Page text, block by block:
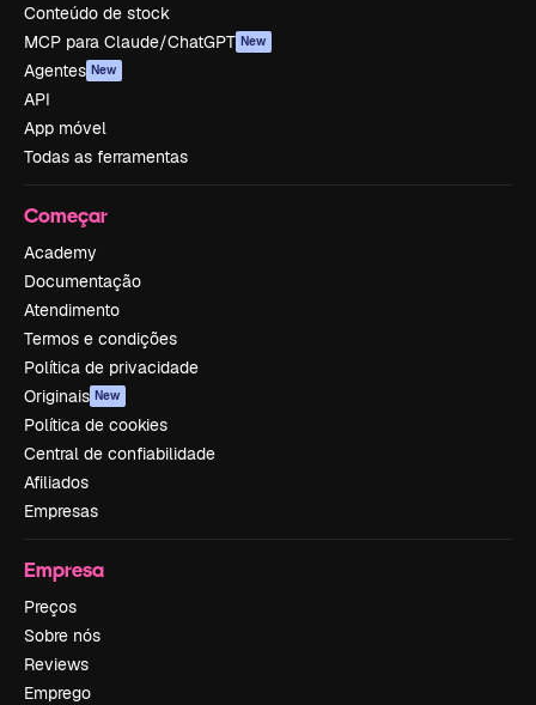
Conteúdo de stock
MCP para Claude/ChatGPT New
Agentes New
API
App móvel
Todas as ferramentas
Começar
Academy
Documentação
Atendimento
Termos e condições
Política de privacidade
Originais New
Política de cookies
Central de confiabilidade
Afiliados
Empresas
Empresa
Preços
Sobre nós
Reviews
Emprego